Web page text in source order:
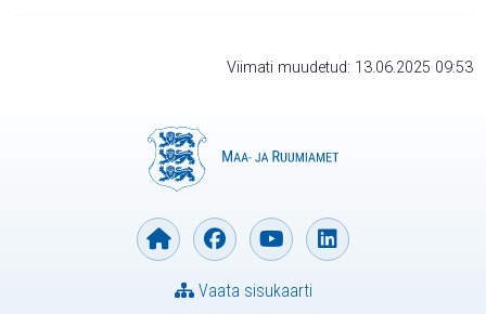
Viimati muudetud: 13.06.2025 09:53
Vaata sisukaarti